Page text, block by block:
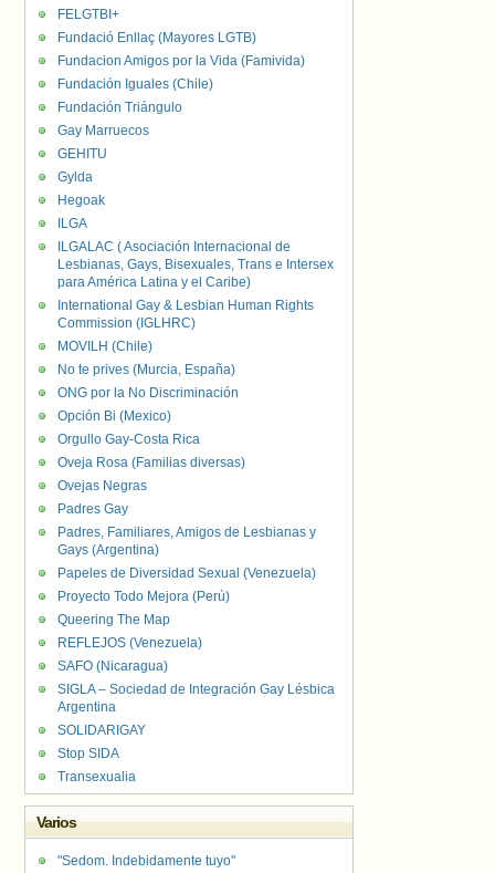
FELGTBI+
Fundació Enllaç (Mayores LGTB)
Fundacion Amigos por la Vida (Famivida)
Fundación Iguales (Chile)
Fundación Triángulo
Gay Marruecos
GEHITU
Gylda
Hegoak
ILGA
ILGALAC ( Asociación Internacional de
Lesbianas, Gays, Bisexuales, Trans e Intersex
para América Latina y el Caribe)
International Gay & Lesbian Human Rights
Commission (IGLHRC)
MOVILH (Chile)
No te prives (Murcia, España)
ONG por la No Discriminación
Opción Bi (Mexico)
Orgullo Gay-Costa Rica
Oveja Rosa (Familias diversas)
Ovejas Negras
Padres Gay
Padres, Familiares, Amigos de Lesbianas y
Gays (Argentina)
Papeles de Diversidad Sexual (Venezuela)
Proyecto Todo Mejora (Perú)
Queering The Map
REFLEJOS (Venezuela)
SAFO (Nicaragua)
SIGLA – Sociedad de Integración Gay Lésbica
Argentina
SOLIDARIGAY
Stop SIDA
Transexualia
Varios
"Sedom. Indebidamente tuyo"